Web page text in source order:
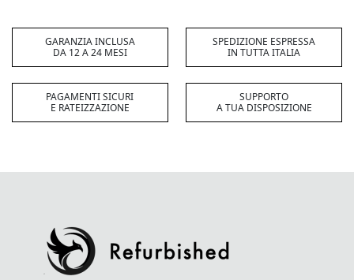
GARANZIA INCLUSA
DA 12 A 24 MESI
SPEDIZIONE ESPRESSA
IN TUTTA ITALIA
PAGAMENTI SICURI
E RATEIZZAZIONE
SUPPORTO
A TUA DISPOSIZIONE